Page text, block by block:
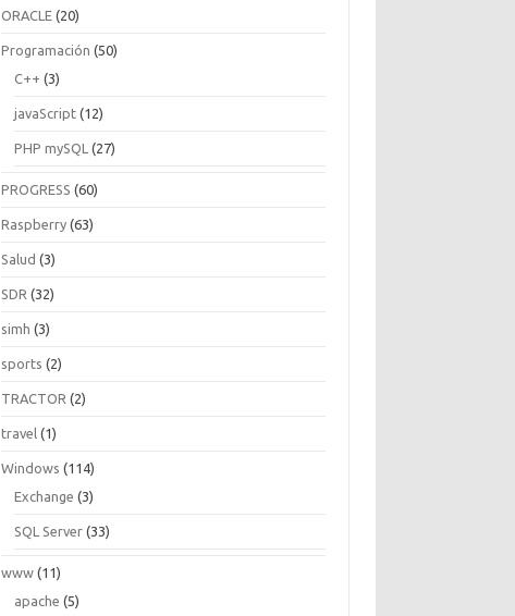
ORACLE (20)
Programación (50)
C++ (3)
javaScript (12)
PHP mySQL (27)
PROGRESS (60)
Raspberry (63)
Salud (3)
SDR (32)
simh (3)
sports (2)
TRACTOR (2)
travel (1)
Windows (114)
Exchange (3)
SQL Server (33)
www (11)
apache (5)